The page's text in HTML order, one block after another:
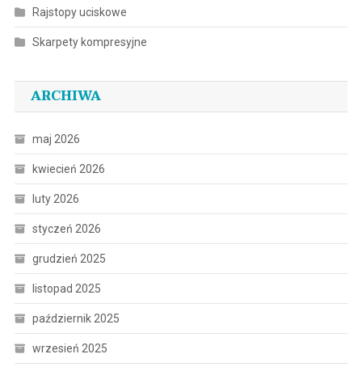
Rajstopy uciskowe
Skarpety kompresyjne
ARCHIWA
maj 2026
kwiecień 2026
luty 2026
styczeń 2026
grudzień 2025
listopad 2025
październik 2025
wrzesień 2025